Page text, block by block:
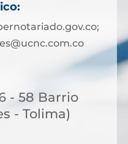
- 58 Barrio
- Tolima)